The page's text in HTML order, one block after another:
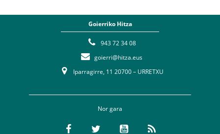
Goierriko Hitza
943 72 34 08
goierri@hitza.eus
Iparragirre, 11 20700 – URRETXU
Nor gara